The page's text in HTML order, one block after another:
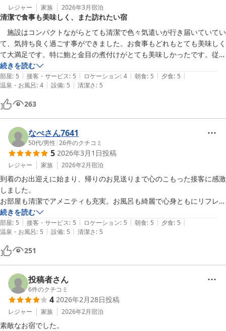
レジャー 家族 2026年3月宿泊
清潔で食事も美味しく、また訪れたい宿
施設はコンパクトながらとても清潔で色々気遣いが行き届いていてい
て、気持ち良く過ごす事ができました。お食事もどれもとても美味しく
て大満足です。特に鮑と金目の煮付けがとても美味しかったです。従業
員の方たちもみなさんにこやかで親切でした。とても良い旅になりまし
た。また訪れたいなと思うお宿です。
続きを読む
部屋: 5 | 接客・サービス: 5 | ロケーション: 4 | 朝食: 5 | 夕食: 5 |
温泉・お風呂: 4 | 設備: 5 | 清潔さ: 5
263
なべさん7641
50代/男性 |26件のクチコミ
5 2026年3月1日投稿
レジャー 家族 2026年2月宿泊
到着のお出迎えに始まり、帰りのお見送りまで心のこもった接客に感激
しました。
お部屋も清潔でアメニティも充実。お風呂も綺麗で心身ともにリフレッ
シュ出来ました。またお料理はどれも美味しく、豪華でした！大満足の
旅行になりまさした。また是非宿泊したいです。
続きを読む
部屋: 5 | 接客・サービス: 5 | ロケーション: 5 | 朝食: 5 | 夕食: 5 |
温泉・お風呂: 5 | 設備: 5 | 清潔さ: 5
251
投稿者さん
6件のクチコミ
4 2026年2月28日投稿
レジャー 家族 2026年2月宿泊
素敵なお宿でした。